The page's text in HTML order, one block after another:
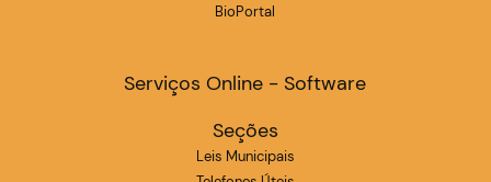
BioPortal
Serviços Online - Software
Seções
Leis Municipais